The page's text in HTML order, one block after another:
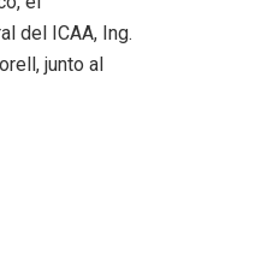
del ICAA, Ing.
junto al